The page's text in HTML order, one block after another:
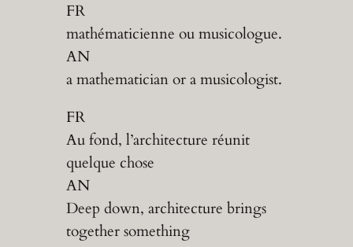
FR
mathématicienne ou musicologue.
AN
a mathematician or a musicologist.
FR
Au fond, l’architecture réunit
quelque chose
AN
Deep down, architecture brings
together something